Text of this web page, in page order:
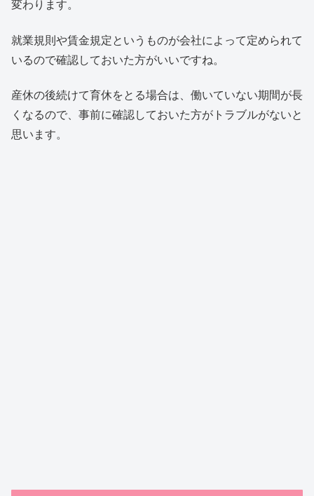
変わります。
就業規則や賃金規定というものが会社によって定められて
いるので確認しておいた方がいいですね。
産休の後続けて育休をとる場合は、働いていない期間が長
くなるので、事前に確認しておいた方がトラブルがないと
思います。